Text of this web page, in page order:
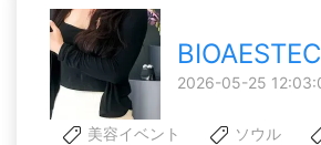
2026-05-25
美容イベント ソウル